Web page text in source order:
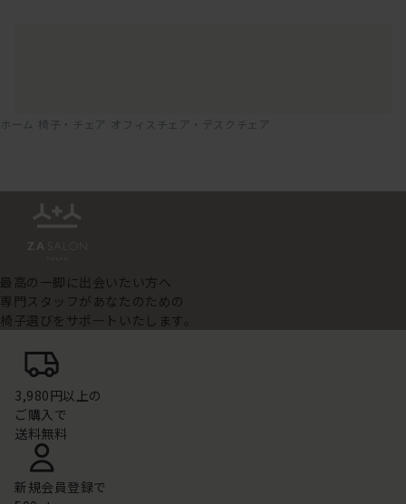
ホーム 椅子・チェア オフィスチェア・デスクチェア
最高の一脚に出会いたい方へ
専門スタッフがあなたのための
椅子選びをサポートいたします。
3,980円以上の
ご購入で
送料無料
新規会員登録で